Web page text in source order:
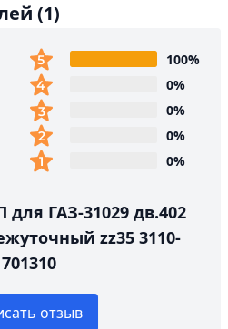
(1)
100%
0%
0%
0%
0%
ГАЗ-31029 дв.402
zz35 3110-
отзыв